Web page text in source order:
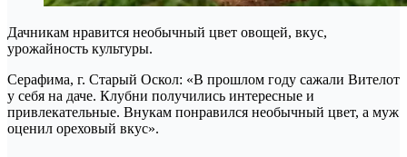
Дачникам нравится необычный цвет овощей, вкус,
урожайность культуры.
Серафима, г. Старый Оскол: «В прошлом году сажали Вителот
у себя на даче. Клубни получились интересные и
привлекательные. Внукам понравился необычный цвет, а муж
оценил ореховый вкус».